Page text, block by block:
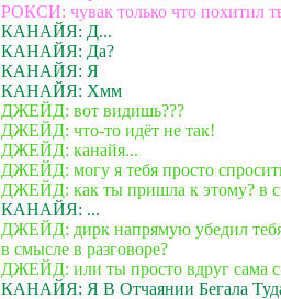
РОКСИ: чувак только что похитил
КАНАЙЯ: Д...
КАНАЙЯ: Да?
КАНАЙЯ: Я
КАНАЙЯ: Хмм
ДЖЕЙД: вот видишь???
ДЖЕЙД: что-то идёт не так!
ДЖЕЙД: канайя...
ДЖЕЙД: могу я тебя просто
ДЖЕЙД: как ты пришла к этому? в
КАНАЙЯ: ...
ДЖЕЙД: дирк напрямую убедил
в смысле в разговоре?
ДЖЕЙД: или ты просто вдруг сама
КАНАЙЯ: Я В Отчаянии Бегала